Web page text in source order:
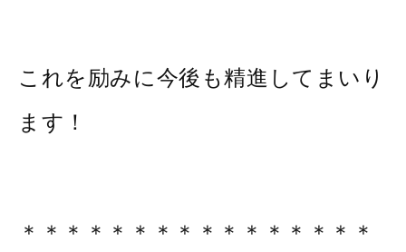
これを励みに今後も精進してまいり
ます！
＊＊＊＊＊＊＊＊＊＊＊＊＊＊＊＊